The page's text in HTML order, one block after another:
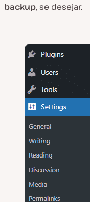
backup, se desejar.